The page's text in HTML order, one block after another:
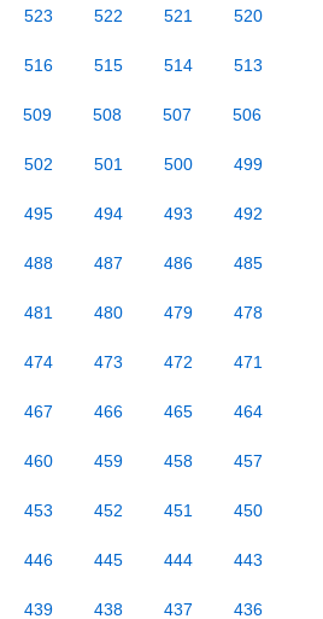
523 522 521 520
516 515 514 513
509 508 507 506
502 501 500 499
495 494 493 492
488 487 486 485
481 480 479 478
474 473 472 471
467 466 465 464
460 459 458 457
453 452 451 450
446 445 444 443
439 438 437 436